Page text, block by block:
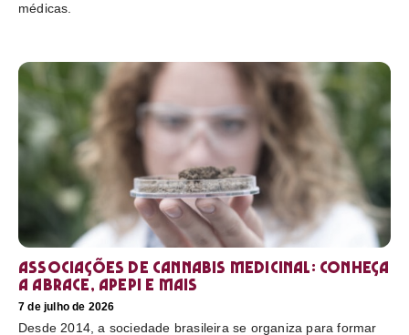
médicas.
Associações de cannabis medicinal: conheça
a Abrace, Apepi e mais
7 de julho de 2026
Desde 2014, a sociedade brasileira se organiza para formar